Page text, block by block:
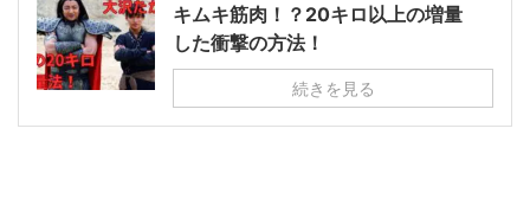
キムキ筋肉！？20キロ以上の増量
した衝撃の方法！
続きを見る